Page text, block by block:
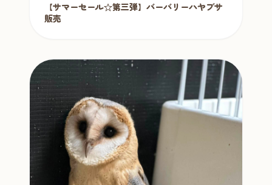
【サマーセール☆第三弾】バーバリーハヤブサ
販売